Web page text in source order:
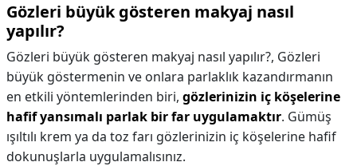
Gözleri büyük gösteren makyaj nasıl
yapılır?
Gözleri büyük gösteren makyaj nasıl yapılır?, Gözleri
büyük göstermenin ve onlara parlaklık kazandırmanın
en etkili yöntemlerinden biri, gözlerinizin iç köşelerine
hafif yansımalı parlak bir far uygulamaktır. Gümüş
ışıltılı krem ya da toz farı gözlerinizin iç köşelerine hafif
dokunuşlarla uygulamalısınız.